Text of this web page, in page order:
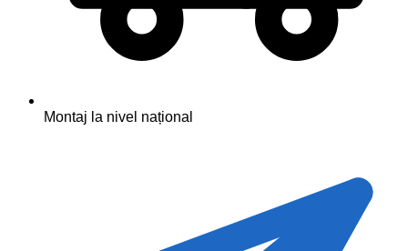
Montaj la nivel național